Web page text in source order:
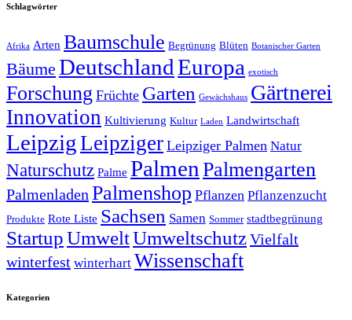
Schlagwörter
Afrika Arten Baumschule Begrünung Blüten Botanischer Garten
Bäume DeutschlandEuropa exotisch
Forschung Früchte Garten Gewächshaus Gärtnerei
Innovation Kultivierung Kultur Laden Landwirtschaft
LeipzigLeipziger Leipziger Palmen Natur
Naturschutz Palme Palmen Palmengarten
Palmenladen Palmenshop Pflanzen Pflanzenzucht
Produkte Rote Liste Sachsen Samen Sommer stadtbegrünung
StartupUmweltUmweltschutzVielfalt
winterfest winterhart Wissenschaft
Kategorien